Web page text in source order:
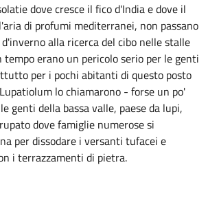
dove cresce il fico d'India e dove il
di profumi mediterranei, non passano
alla ricerca del cibo nelle stalle
tempo erano un pericolo serio per le genti
per i pochi abitanti di questo posto
lo chiamarono - forse un po'
genti della bassa valle, paese da lupi,
dove famiglie numerose si
per dissodare i versanti tufacei e
i terrazzamenti di pietra.